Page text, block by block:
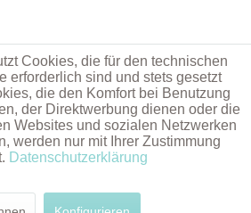
Cookies, die für den technischen
erforderlich sind und stets gesetzt
die den Komfort bei Benutzung
der Direktwerbung dienen oder die
Websites und sozialen Netzwerken
werden nur mit Ihrer Zustimmung
Datenschutzerklärung